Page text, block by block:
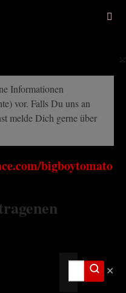
×
✕
Informationen
vor. Falls Du uns an
melde Dich gerne über
bigboytomato